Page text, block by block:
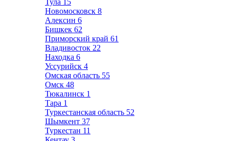
Тула 15
Новомосковск 8
Алексин 6
Бишкек 62
Приморский край 61
Владивосток 22
Находка 6
Уссурийск 4
Омская область 55
Омск 48
Тюкалинск 1
Тара 1
Туркестанская область 52
Шымкент 37
Туркестан 11